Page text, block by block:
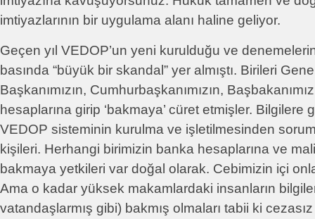
imtiyazlarının bir uygulama alanı haline geliyor.
Geçen yıl VEDOP’un yeni kurulduğu ve
basında “büyük bir skandal” yer almıştı. Birileri
Başkanımızın, Cumhurbaşkanımızın,
hesaplarına girip ‘bakmaya’ cüret etmişler. Bilgilere
VEDOP sisteminin kurulma ve işletilmesinden
kişileri. Herhangi birimizin banka hesaplarına ve
bakmaya yetkileri var doğal olarak. Cebimizin içi
Ama o kadar yüksek makamlardaki insanların
vatandaşlarmış gibi) bakmış olmaları tabii ki